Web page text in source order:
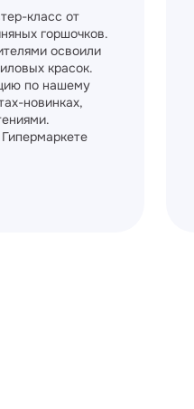
класс от
горшочков.
освоили
красок.
по нашему
новинках,